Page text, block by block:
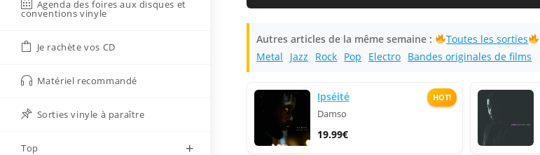
Agenda des foires aux disques et
conventions vinyle
Je rachète vos CD
Matériel recommandé
Sorties vinyle à paraître
Top
Autres articles de la même semaine :
Toutes les sorties
Metal
Jazz Rock Pop Electro Bandes originales de films
HOT!
Ipséité
Damso
19.99€